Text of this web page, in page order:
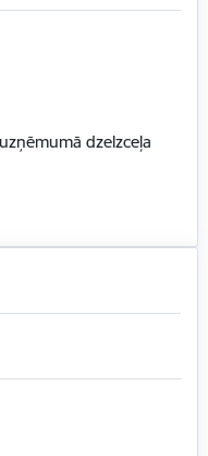
dzelzceļa